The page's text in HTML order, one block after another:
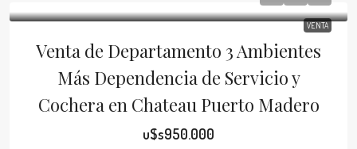
VENTA
Venta de Departamento 3 Ambientes
Más Dependencia de Servicio y
Cochera en Chateau Puerto Madero
u$s950.000